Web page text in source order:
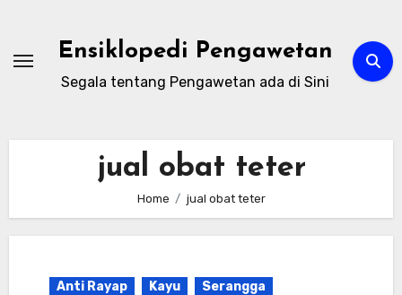
content
Ensiklopedi Pengawetan
Segala tentang Pengawetan ada di Sini
jual obat teter
Home jual obat teter
Anti Rayap Kayu
Serangga